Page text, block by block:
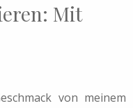
Mit
von meinem